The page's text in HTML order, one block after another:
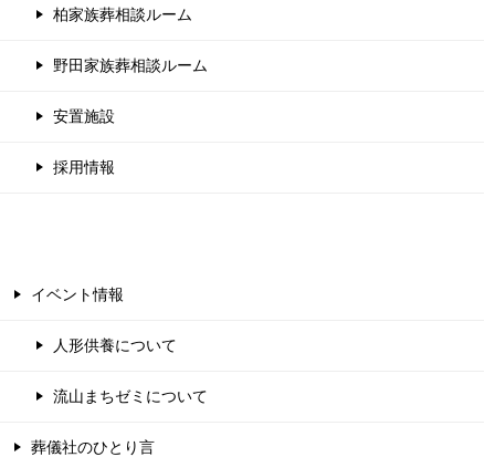
柏家族葬相談ルーム
野田家族葬相談ルーム
安置施設
採用情報
イベント情報
人形供養について
流山まちゼミについて
葬儀社のひとり言